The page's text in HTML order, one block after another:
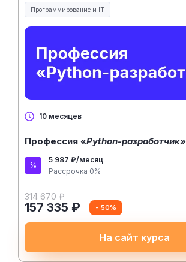
Программирование и IT
10 месяцев
Профессия «Python-разработчик»
5 987 ₽/месяц
Рассрочка 0%
314 670 ₽
157 335 ₽ - 50%
На сайт курса